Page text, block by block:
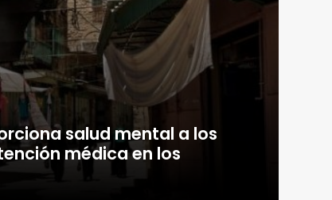
salud mental a los
médica en los